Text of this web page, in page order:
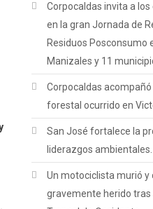
Corpocaldas invita a
en la gran Jornada de
Residuos Posconsumo
Manizales y 11
Corpocaldas
forestal ocurrido en
San José fortalece la
liderazgos ambientales.
Un motociclista murió y
gravemente herido tras